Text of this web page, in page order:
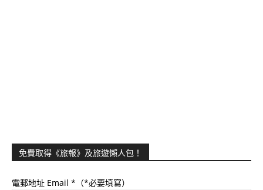
免費取得《旅報》及旅遊懶人包！
電郵地址 Email *（*必要填寫）